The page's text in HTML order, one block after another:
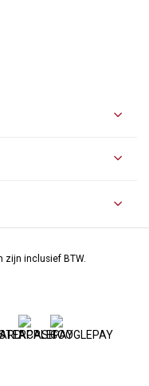
zijn inclusief BTW.